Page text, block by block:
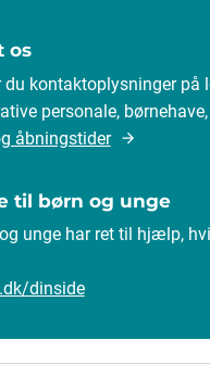
os
du kontaktoplysninger på
personale,
åbningstider
til børn og unge
unge har ret til hjælp,
dinside